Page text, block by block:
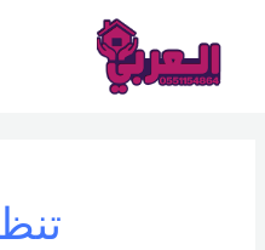
المحتوى